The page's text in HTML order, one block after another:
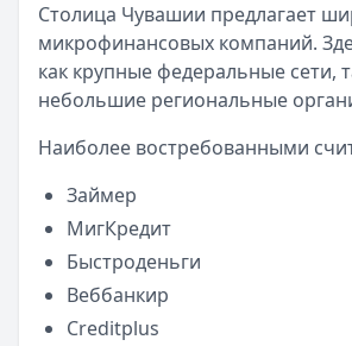
Опубликовано:5 декабря 2025 г.
Категория:МФО
Читать новость
57 сервисов микрозаймов через
Опубликовано:23 ноября 2025 г.
Категория:МФО
Читать новость
Смс о «одобренном займе» от
Кратко:Пришло СМС об одобрении
Опубликовано:23 ноября 2025 г.
Категория:МФО
Столица Чувашии предлагает
микрофинансовых компаний.
как крупные федеральные сети,
небольшие региональные
Наиболее востребованными
Займер
МигКредит
Быстроденьги
Веббанкир
Creditplus